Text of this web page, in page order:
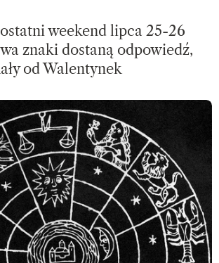
weekend lipca 25-26
znaki dostaną odpowiedź,
od Walentynek